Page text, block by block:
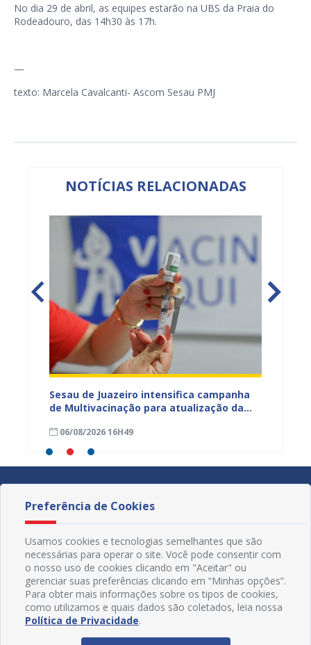
No dia 29 de abril, as equipes estarão na UBS da Praia do
Rodeadouro, das 14h30 às 17h.
—
texto: Marcela Cavalcanti- Ascom Sesau PMJ
NOTÍCIAS RELACIONADAS
Sesau de Juazeiro intensifica campanha
de Multivacinação para atualização da
06/08/2026 16H49
Preferência de Cookies
Usamos cookies e tecnologias semelhantes que são
necessárias para operar o site. Você pode consentir com
o nosso uso de cookies clicando em "Aceitar" ou
gerenciar suas preferências clicando em “Minhas opções”.
Para obter mais informações sobre os tipos de cookies,
como utilizamos e quais dados são coletados, leia nossa
Política de Privacidade.